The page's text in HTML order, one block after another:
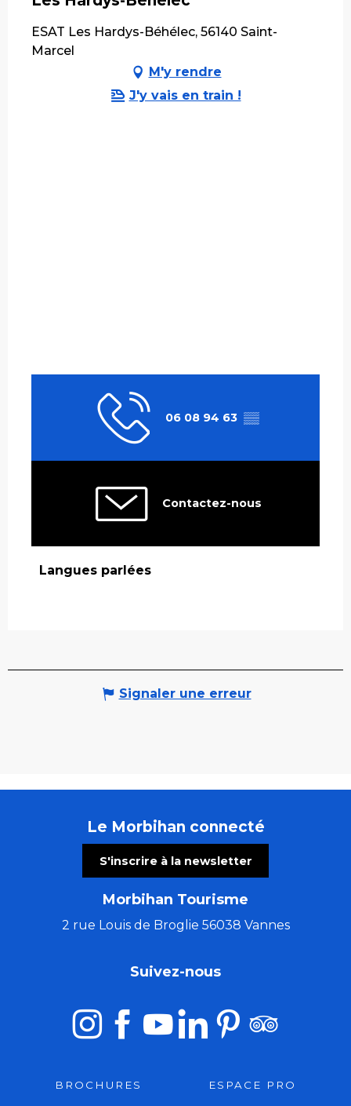
ESAT Les Hardys-Béhélec, 56140 Saint-
Marcel
M'y rendre
J'y vais en train !
06 08 94 63 ▒▒
Contactez-nous
Langues parlées
Langues parlées
Signaler une erreur
Le Morbihan connecté
S'inscrire à la newsletter
Morbihan Tourisme
2 rue Louis de Broglie 56038 Vannes
Suivez-nous
BROCHURES ESPACE PRO